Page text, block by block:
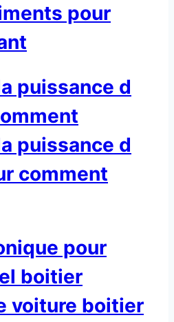
pour
puissance d
puissance d
comment
pour
boitier
voiture boitier